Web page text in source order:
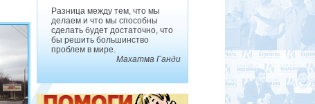
Разница между тем, что мы
делаем и что мы способны
сделать будет достаточно, что
бы решить большинство
проблем в мире.
Махатма Ганди